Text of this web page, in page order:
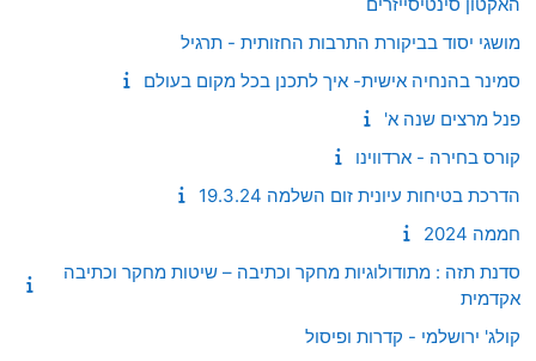
מושגי יסוד בביקורת התרבות החזותית - תרגיל
סמינר בהנחיה אישית- איך לתכנן בכל מקום בעולם
פנל מרצים שנה א'
קורס בחירה - ארדווינו
הדרכת בטיחות עיונית זום השלמה 19.3.24
חממה 2024
סדנת תזה : מתודולוגיות מחקר וכתיבה – שיטות מחקר וכתיבה
אקדמית
קולג' ירושלמי - קדרות ופיסול